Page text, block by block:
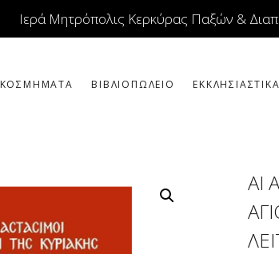
Ιερά Μητρόπολις Κερκύρας Παξών &
ΚΟΣΜΗΜΑΤΑ ΒΙΒΛΙΟΠΩΛΕΙΟ ΕΚΚΛΗΣΙΑΣΤΙΚΑ
ΕΙΚΟΝΕΣ
ΚΕΡΙΑ
ΕΙΔΗ ΔΩΡΩΝ
ΑΙ